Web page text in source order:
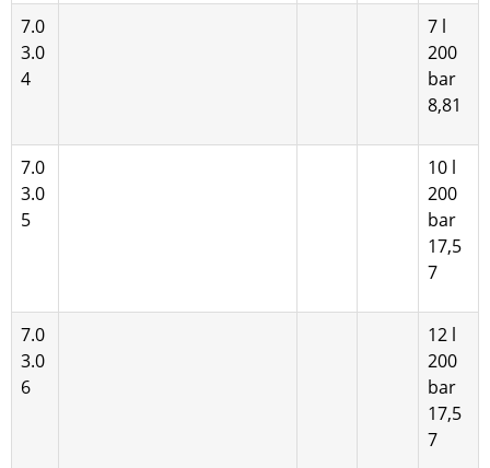
7.0
3.0
4
7 l
200
bar
8,81
7.0
3.0
5
10 l
200
bar
17,5
7
7.0
3.0
6
12 l
200
bar
17,5
7